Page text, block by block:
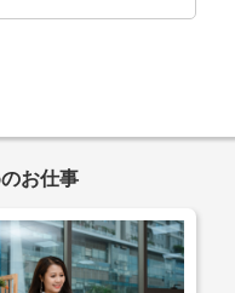
お仕事